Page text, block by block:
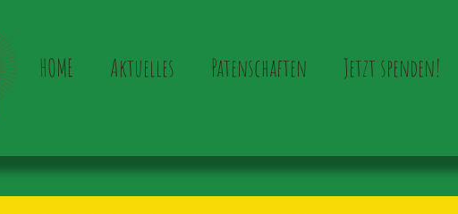
HOME Aktuelles Patenschaften Jetzt spenden!